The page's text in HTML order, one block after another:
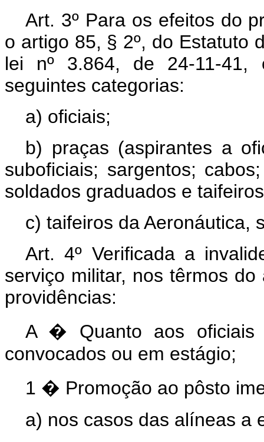
Art. 3º Para os efeitos do
o artigo 85, § 2º, do Estatuto
lei nº 3.864, de 24-11-41,
seguintes categorias:
a) oficiais;
b) praças (aspirantes a
suboficiais; sargentos;
soldados graduados e
c) taifeiros da Aeronáutica,
Art. 4º Verificada a
serviço militar, nos têrmos
providências:
A � Quanto aos oficiais
convocados ou em estágio;
1 � Promoção ao pôsto
a) nos casos das alíneas a